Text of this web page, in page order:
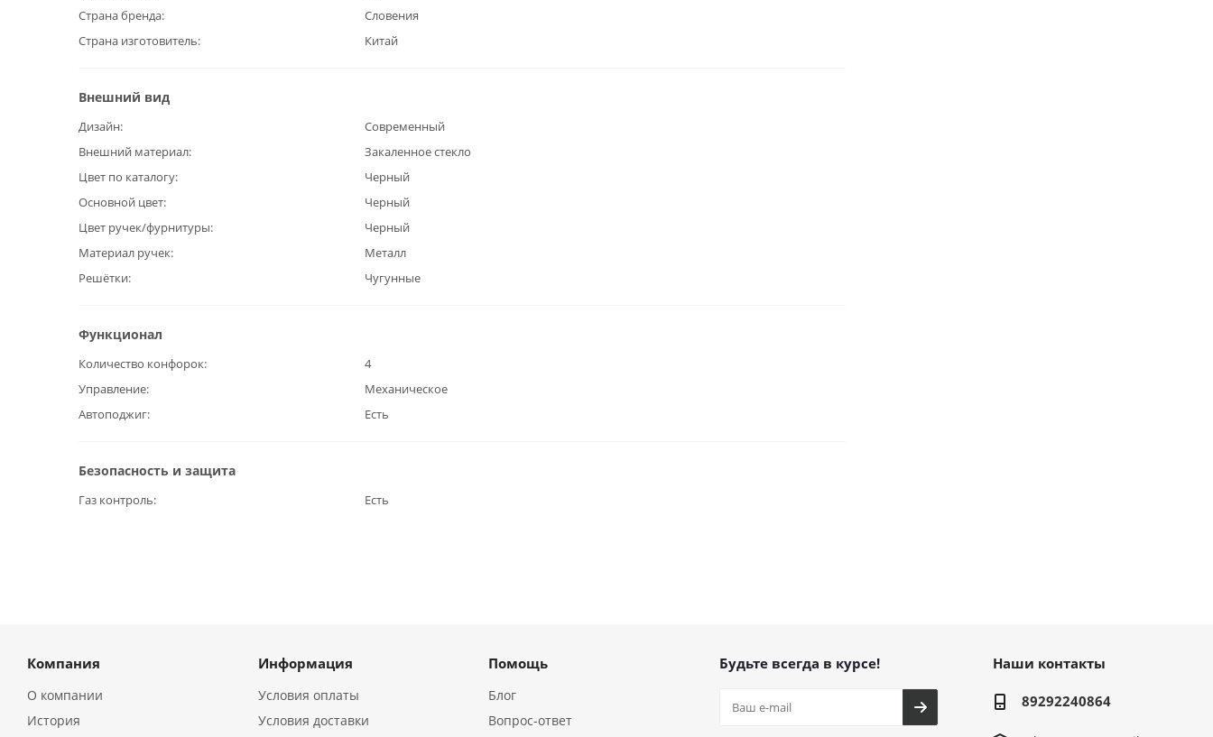
Страна бренда
Словения
Страна изготовитель
Китай
Внешний вид
Дизайн
Современный
Внешний материал
Закаленное стекло
Цвет по каталогу
Черный
Основной цвет
Черный
Цвет ручек/фурнитуры
Черный
Материал ручек
Металл
Решётки
Чугунные
Функционал
Количество конфорок
4
Управление
Механическое
Автоподжиг
Есть
Безопасность и защита
Газ контроль Есть
Компания
О компании
История
Информация
Условия оплаты
Условия доставки
Помощь
Блог
Вопрос-ответ
Будьте всегда в курсе! Наши контакты
89292240864